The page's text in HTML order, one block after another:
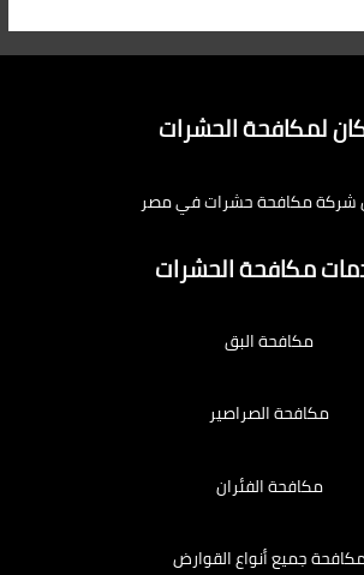
لمكافحة الحشرات
شركة مكافحة حشرات في مصر
مكافحة الحشرات
مكافحة البق
مكافحة الصراصير
مكافحة الفئران
جميع أنواع القوارض